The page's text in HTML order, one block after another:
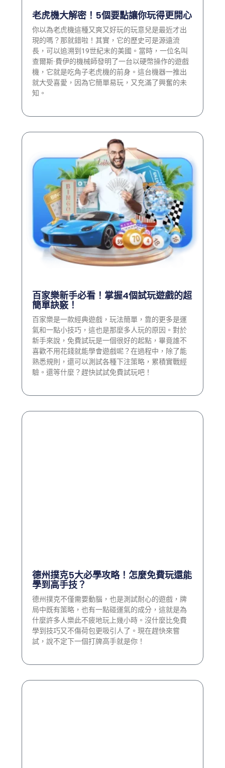
老虎機大解密！5個要點讓你玩得更開心
你以為老虎機這種又爽又好玩的玩意兒是最近才出
現的嗎？那就錯啦！其實，它的歷史可是源遠流
長，可以追溯到19世紀末的美國。當時，一位名叫
查爾斯·費伊的機械師發明了一台以硬幣操作的遊戲
機，它就是吃角子老虎機的前身。這台機器一推出
就大受喜愛，因為它簡單易玩，又充滿了興奮的未
知。
百家樂新手必看！掌握4個試玩遊戲的超
簡單訣竅！
百家樂是一款經典遊戲，玩法簡單，靠的更多是運
氣和一點小技巧，這也是那麼多人玩的原因。對於
新手來說，免費試玩是一個很好的起點，畢竟誰不
喜歡不用花錢就能學會遊戲呢？在過程中，除了能
熟悉規則，還可以測試各種下注策略，累積實戰經
驗。還等什麼？趕快試試免費試玩吧！
德州撲克5大必學攻略！怎麼免費玩還能
學到高手技？
德州撲克不僅需要動腦，也是測試耐心的遊戲，牌
局中既有策略，也有一點碰運氣的成分，這就是為
什麼許多人樂此不疲地玩上幾小時。沒什麼比免費
學到技巧又不傷荷包更吸引人了。現在趕快來嘗
試，說不定下一個打牌高手就是你！